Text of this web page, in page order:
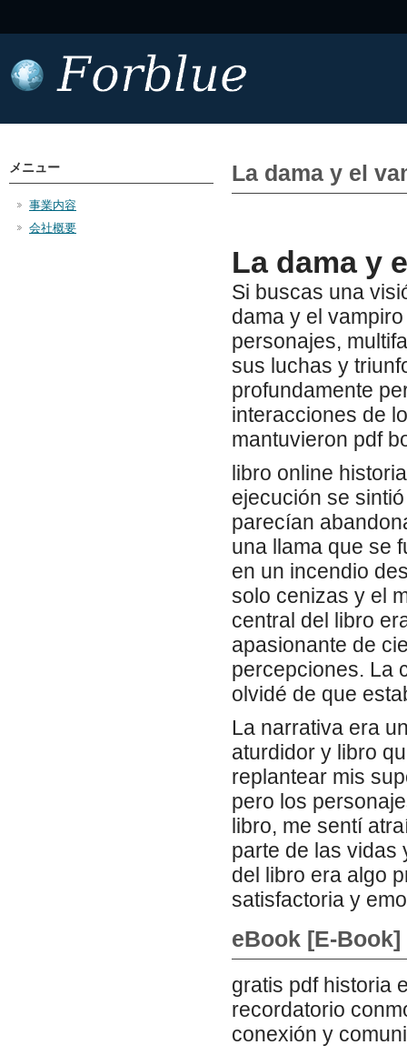
La dama y el
La dama y
Si buscas una
dama y el
personajes,
sus luchas y
profundamente
interacciones de
mantuvieron pdf
libro online​
ejecución se
parecían
una llama que se
en un incendio
solo cenizas y el
central del libro
apasionante de
percepciones. La
olvidé de que
La narrativa era
aturdidor y libro
replantear mis
pero los
libro, me sentí
parte de las vidas
del libro era algo
satisfactoria y
eBook [E-
gratis pdf historia
recordatorio
conexión y
メニュー
事業内容
会社概要